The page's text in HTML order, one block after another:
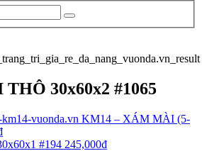
30x60x2 #1065
KM14 – XÁM MÀI (5-
#194 245,000₫